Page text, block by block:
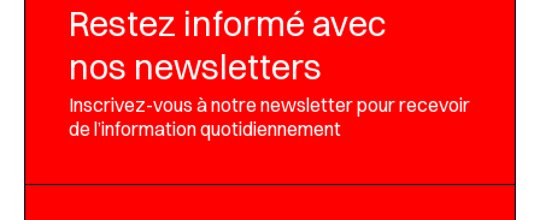
Restez informé avec
nos newsletters
Inscrivez-vous à notre newsletter pour recevoir
de l’information quotidiennement